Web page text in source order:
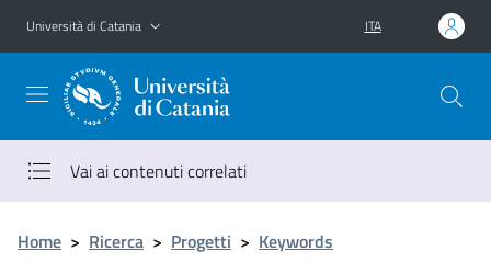
Vai al contenuto principale
Vai al menu di navigazione
Università di Catania ITA
Vai ai contenuti correlati
Home > Ricerca > Progetti > Keywords